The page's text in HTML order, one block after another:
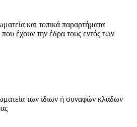
και τοπικά παραρτήματα
έχουν την έδρα τους εντός των
των ίδιων ή συναφών κλάδων